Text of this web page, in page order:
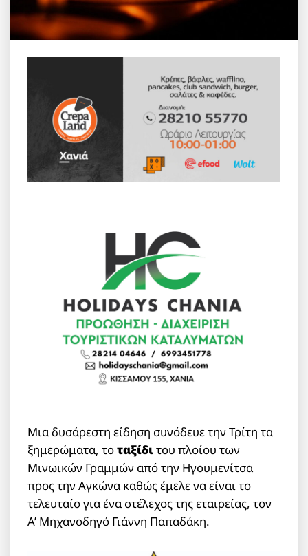
Μια δυσάρεστη είδηση συνόδευε την Τρίτη τα
ξημερώματα, τοταξίδιτου πλοίου των
Μινωικών Γραμμών από την Ηγουμενίτσα
προς την Αγκώνα καθώς έμελε να είναι το
τελευταίο για ένα στέλεχος της εταιρείας, τον
A’ Μηχανοδηγό Γιάννη Παπαδάκη.